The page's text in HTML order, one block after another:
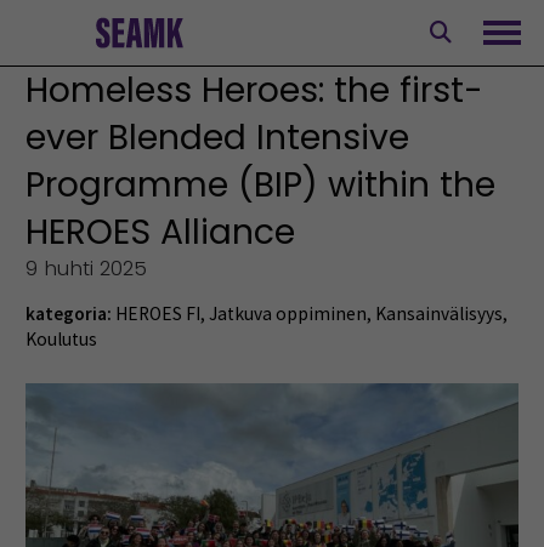
Homeless Heroes: the first-
ever Blended Intensive
Programme (BIP) within the
HEROES Alliance
9 huhti 2025
kategoria: HEROES FI, Jatkuva oppiminen, Kansainvälisyys,
Koulutus